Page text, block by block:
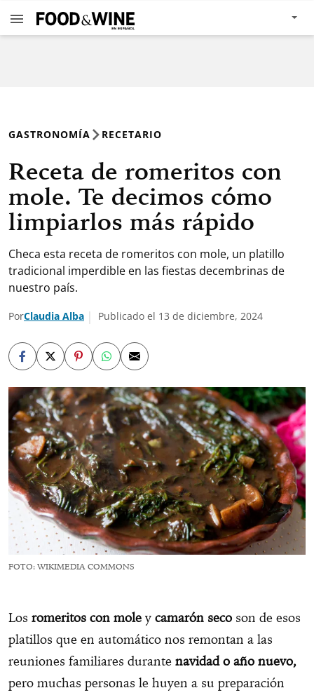
GASTRONOMÍA RECETARIO
Receta de romeritos con
mole. Te decimos cómo
limpiarlos más rápido
Checa esta receta de romeritos con mole, un platillo
tradicional imperdible en las fiestas decembrinas de
nuestro país.
PorClaudia Alba Publicado el 13 de diciembre, 2024
FOTO: WIKIMEDIA COMMONS
Los romeritos con mole y camarón seco son de esos
platillos que en automático nos remontan a las
reuniones familiares durante navidad o año nuevo,
pero muchas personas le huyen a su preparación